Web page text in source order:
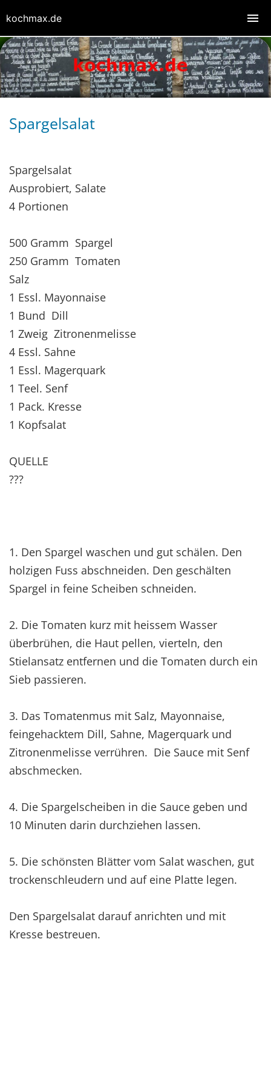
Spargelsalat
Spargelsalat
Ausprobiert, Salate
4 Portionen
500 Gramm Spargel
250 Gramm Tomaten
Salz
1 Essl. Mayonnaise
1 Bund Dill
1 Zweig Zitronenmelisse
4 Essl. Sahne
1 Essl. Magerquark
1 Teel. Senf
1 Pack. Kresse
1 Kopfsalat
QUELLE
???
1. Den Spargel waschen und gut schälen. Den
holzigen Fuss abschneiden. Den geschälten
Spargel in feine Scheiben schneiden.
2. Die Tomaten kurz mit heissem Wasser
überbrühen, die Haut pellen, vierteln, den
Stielansatz entfernen und die Tomaten durch ein
Sieb passieren.
3. Das Tomatenmus mit Salz, Mayonnaise,
feingehacktem Dill, Sahne, Magerquark und
Zitronenmelisse verrühren. Die Sauce mit Senf
abschmecken.
4. Die Spargelscheiben in die Sauce geben und
10 Minuten darin durchziehen lassen.
5. Die schönsten Blätter vom Salat waschen, gut
trockenschleudern und auf eine Platte legen.
Den Spargelsalat darauf anrichten und mit
Kresse bestreuen.
kochmax.de